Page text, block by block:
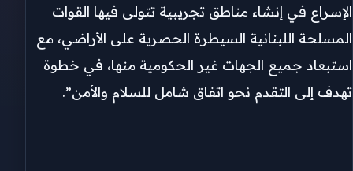
الإسراع في إنشاء مناطق تجريبية تتولى فيها القوات
المسلحة اللبنانية السيطرة الحصرية على الأراضي، مع
استبعاد جميع الجهات غير الحكومية منها، في خطوة
تهدف إلى التقدم نحو اتفاق شامل للسلام والأمن”.